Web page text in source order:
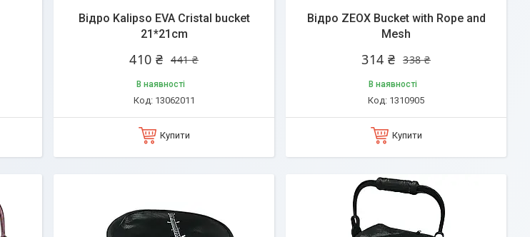
Відро Kalipso EVA Cristal bucket
21*21cm
441 ₴
410 ₴
В наявності
13062011
Купити
Відро ZEOX Bucket with Rope and
Mesh
338 ₴
314 ₴
В наявності
1310905
Купити